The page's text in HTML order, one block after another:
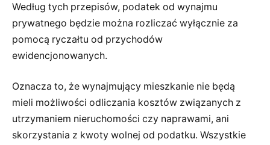
Według tych przepisów, podatek od wynajmu
prywatnego będzie można rozliczać wyłącznie za
pomocą ryczałtu od przychodów
ewidencjonowanych.
Oznacza to, że wynajmujący mieszkanie nie będą
mieli możliwości odliczania kosztów związanych z
utrzymaniem nieruchomości czy naprawami, ani
skorzystania z kwoty wolnej od podatku. Wszystkie